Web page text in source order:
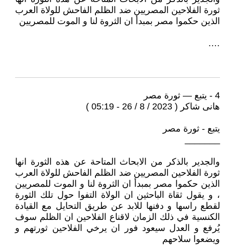
ثورة الفلاحين المصريين ضد الظلم الفاحش للولاة العرب
الذين حكموا مصر بمبدأ ان الثروة لنا و الموت للمصريين
….
4 - يتبع — ثورة مصر
هانى شاكر ( 2023 / 8 / 26 - 05:19 )
يتبع - ثورة مصر
والجدير بالذكر من الابحاث المتاحة عن هذه الثورة انها
ثورة الفلاحين المصريين ضد الظلم الفاحش للولاة العرب
الذين حكموا مصر بمبدأ ان الثروة لنا و الموت للمصريين
، و يقول ثقاة الباحثين ان الولاة التفوا حول تلك الثورة
لقطع راسها و دفنها للابد عن طريق التحايل مع القيادة
الكنسية في ذلك الزمان لاقناع الفلاحين ان الظلم سوف
يُرفع و العدل سيعود فور ان يرخي الفلاحين ثورتهم و
ويضعوا سلاحهم